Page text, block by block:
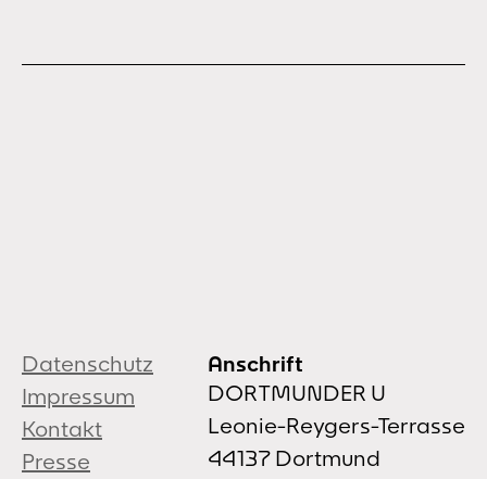
Datenschutz
Impressum
Kontakt
Presse
Anschrift
DORTMUNDER U
Leonie-Reygers-Terrasse
44137 Dortmund